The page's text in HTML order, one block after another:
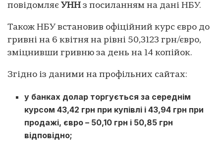
повідомляє УНН з посиланням на дані НБУ.
Також НБУ встановив офіційний курс євро до
гривні на 6 квітня на рівні 50,3123 грн/євро,
зміцнивши гривню за день на 14 копійок.
Згідно із даними на профільних сайтах:
у банках долар торгується за середнім
курсом 43,42 грн при купівлі і 43,94 грн при
продажі, євро – 50,10 грн і 50,85 грн
відповідно;